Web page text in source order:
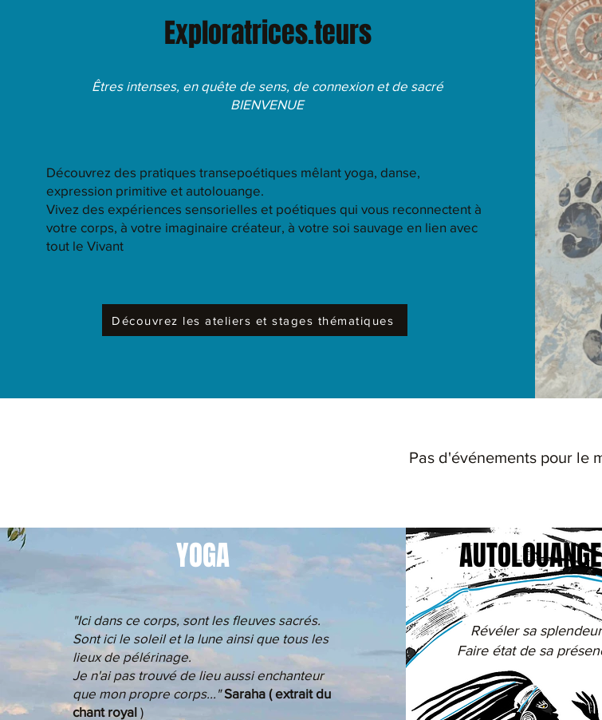
Exploratrices.teurs
Êtres intenses, en quête de sens, de connexion et de sacré
BIENVENUE
Découvrez des pratiques transepoétiques mêlant yoga, danse,
expression primitive et autolouange.
Vivez des expériences sensorielles et poétiques qui vous reconnectent à
votre corps, à votre imaginaire créateur, à votre soi sauvage en lien avec
tout le Vivant
Découvrez les ateliers et stages thématiques
Pas d'événements pour le
YOGA
"Ici dans ce corps, sont les fleuves sacrés.
Sont ici le soleil et la lune ainsi que tous les
lieux de pélérinage.
Je n'ai pas trouvé de lieu aussi enchanteur
que mon propre corps..."Saraha ( extrait du
chant royal)
AUTOLOUANGE
Révéler sa splendeur
Faire état de sa